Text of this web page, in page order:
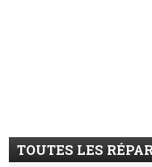
TOUTES LES